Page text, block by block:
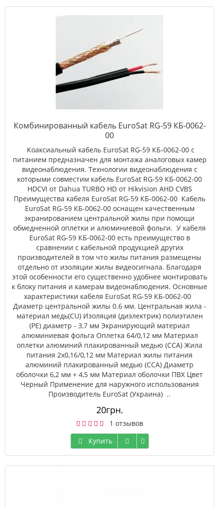
Комбинированный кабель EuroSat RG-59 КБ-0062-
00
Коаксиальный кабель EuroSat RG-59 КБ-0062-00 с
питанием предназначен для монтажа аналоговых камер
видеонаблюдения. Технологии видеонаблюдения с
которыми совместим кабель EuroSat RG-59 КБ-0062-00
HDCVI от Dahua TURBO HD от Hikvision AHD CVBS
Преимущества кабеля EuroSat RG-59 КБ-0062-00 Кабель
EuroSat RG-59 КБ-0062-00 оснащен качественным
экранированием центральной жилы при помощи
обмедненной оплетки и алюминиевой фольги. У кабеля
EuroSat RG-59 КБ-0062-00 есть преимущество в
сравнении с кабельной продукцией других
производителей в том что жилы питания размещены
отдельно от изоляции жилы видеосигнала. Благодаря
этой особенности его существенно удобнее монтировать
к блоку питания и камерам видеонаблюдения. Основные
характеристики кабеля EuroSat RG-59 КБ-0062-00
Диаметр центральной жилы 0.6 мм. Центральная жила -
материал медь(CU) Изоляция (диэлектрик) полиэтилен
(РЕ) диаметр - 3,7 мм Экранирующий материал
алюминиевая фольга Оплетка 64/0,12 мм Материал
оплетки алюминий плакированный медью (CCA) Жила
питания 2х0,16/0,12 мм Материал жилы питания
алюминий плакированный медью (ССА) Диаметр
оболочки 6,2 мм + 4,5 мм Материал оболочки ПВХ Цвет
Черный Применение для наружного использования
Производитель EuroSat (Украина) ..
20грн.
1 отзывов
Купить